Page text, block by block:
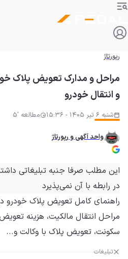
رپورتاژ
مراحل و مدارک تعویض پلاک
و انتقال خودرو
شنبه 6 تیر 1405 - 15:36 مطالعه '5
واحد آگهی و رپورتاژ
این مطلب صرفا جنبه تبلیغاتی
در رابطه با آن نمی‌پذیرد
مراحل انتقال مالکیت، هزینه
سکونت، تعویض پلاک با وکالت و...
تبلیغات